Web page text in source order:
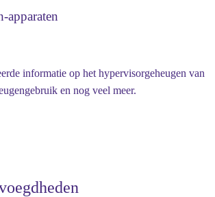
informatie op het hypervisorgeheugen van
en nog veel meer.